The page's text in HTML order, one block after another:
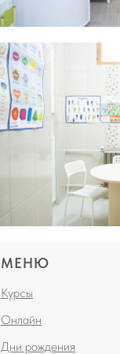
МЕНЮ
Курсы
Онлайн
Дни рождения